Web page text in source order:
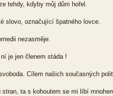
tehdy, kdyby můj dům hořel.
slovo, označující špatného lovce.
nezasměje.
je jen členem stáda !
Cílem našich současných
stran, ta s kohoutem se mi líbí